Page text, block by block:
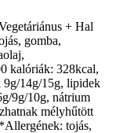
+ Hal
gomba,
kalóriák: 328kcal,
9g/14g/15g, lipidek
9g/10g, nátrium
mélyhűtött
tojás,